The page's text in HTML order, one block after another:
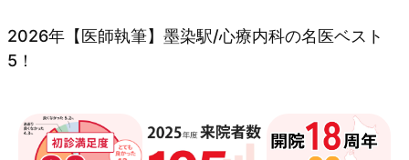
2026年【医師執筆】墨染駅/心療内科の名医ベスト
5！